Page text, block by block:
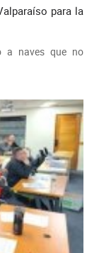
para la
a naves que no